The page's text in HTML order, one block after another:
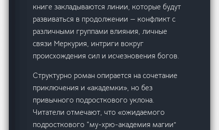
книге закладываются линии, которые будут
развиваться в продолжении — конфликт с
различными группами влияния, личные
связи Меркурия, интриги вокруг
происхождения сил и исчезновения богов.
Структурно роман опирается на сочетание
приключения и «академки», но без
привычного подросткового уклона.
Читатели отмечают, что «ожидаемого
подросткового “му-хрю-академия магии”